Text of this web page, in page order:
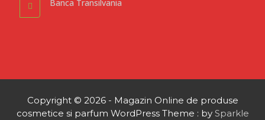
Banca Transilvania
Copyright © 2026 - Magazin Online de produse
cosmetice si parfum WordPress Theme : by Sparkle